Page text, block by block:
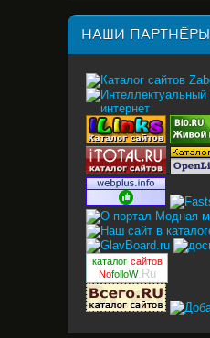
НАШИ ПАРТНЁРЫ
каталог сайтов
NofolloW.Ru